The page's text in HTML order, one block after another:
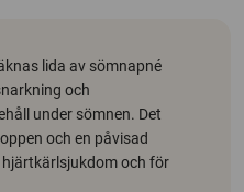
lida av sömnapné
och
under sömnen. Det
och en påvisad
och för